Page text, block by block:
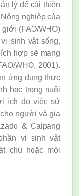
lý để cải thiện
nghiệp của
(FAO/WHO)
sinh vật sống,
hợp sẽ mang
WHO, 2001).
ứng dụng thực
học trong nuôi
ích do việc sử
người và gia
& Caipang
vi sinh vật
chủ hoặc môi